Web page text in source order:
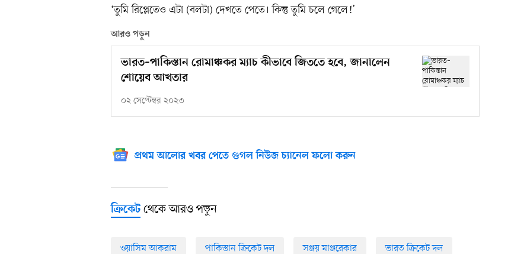
‘তুমি রিপ্লেতেও এটা (বলটা) দেখতে পেতে। কিন্তু তুমি চলে গেলে!’
আরও পড়ুন
ভারত–পাকিস্তান রোমাঞ্চকর ম্যাচ কীভাবে জিততে হবে, জানালেন
শোয়েব আখতার
০২ সেপ্টেম্বর ২০২৩
প্রথম আলোর খবর পেতে গুগল নিউজ চ্যানেল ফলো করুন
ক্রিকেটথেকে আরও পড়ুন
ওয়াসিম আকরাম পাকিস্তান ক্রিকেট দল সঞ্জয় মাঞ্জরেকার ভারত ক্রিকেট দল